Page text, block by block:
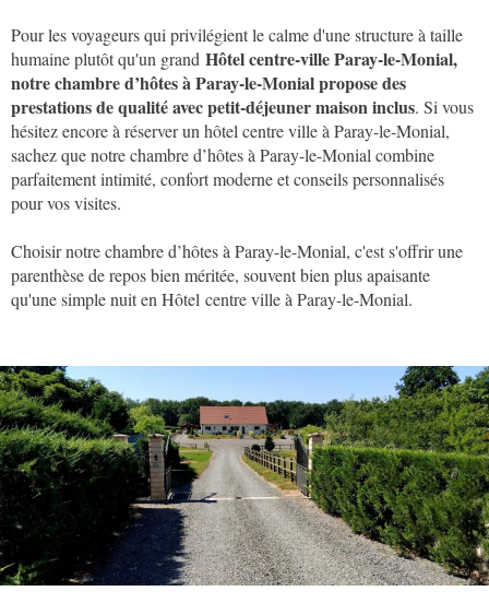
Pour les voyageurs qui privilégient le calme d'une structure à taille
humaine plutôt qu'un grand Hôtel centre-ville Paray-le-Monial,
notre chambre d’hôtes à Paray-le-Monial propose des
prestations de qualité avec petit-déjeuner maison inclus. Si vous
hésitez encore à réserver un hôtel centre ville à Paray-le-Monial,
sachez que notre chambre d’hôtes à Paray-le-Monial combine
parfaitement intimité, confort moderne et conseils personnalisés
pour vos visites.
Choisir notre chambre d’hôtes à Paray-le-Monial, c'est s'offrir une
parenthèse de repos bien méritée, souvent bien plus apaisante
qu'une simple nuit en Hôtel centre ville à Paray-le-Monial.